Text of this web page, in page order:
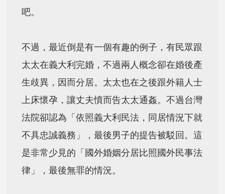
吧。
不過，最近倒是有一個有趣的例子，有民眾跟
太太在義大利完婚，不過兩人概念卻在婚後產
生歧異，因而分居。太太也在之後跟外籍人士
上床懷孕，讓丈夫憤而告太太通姦。不過台灣
法院卻認為「依照義大利民法，同居情況下就
不具忠誠義務」，最後男子的提告被駁回。這
是非常少見的「國外婚姻分居比照國外民事法
律」，最後無罪的情況。